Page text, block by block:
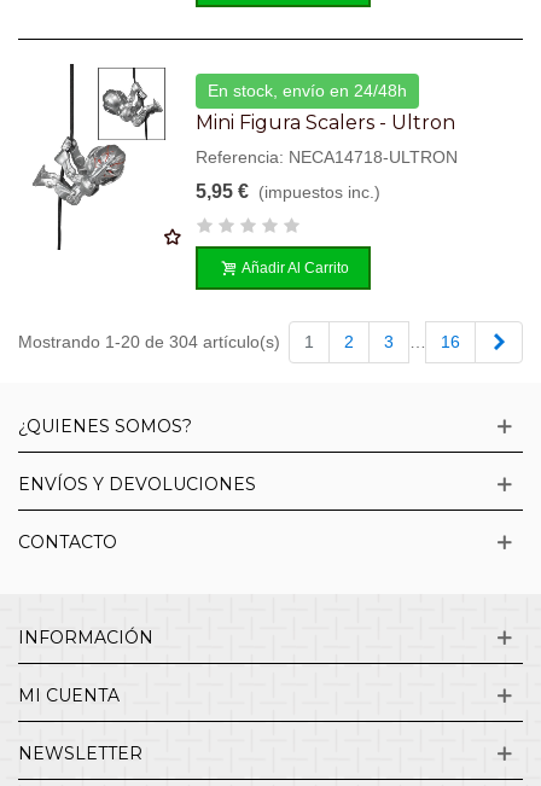
En stock, envío en 24/48h
Mini Figura Scalers - Ultron
Referencia: NECA14718-ULTRON
5,95 € (impuestos inc.)
Añadir Al Carrito
Mostrando 1-20 de 304 artículo(s) 1 2 3 16
¿QUIENES SOMOS?
ENVÍOS Y DEVOLUCIONES
CONTACTO
INFORMACIÓN
MI CUENTA
NEWSLETTER